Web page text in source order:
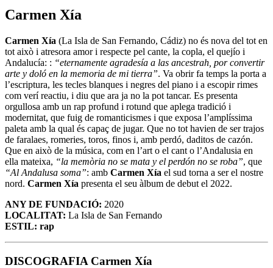
Carmen Xía
Carmen Xía (La Isla de San Fernando, Cádiz) no és nova del tot en
tot això i atresora amor i respecte pel cante, la copla, el quejío i
Andalucía: : “eternamente agradesía a las ancestrah, por convertir
arte y doló en la memoria de mi tierra”. Va obrir fa temps la porta a
l’escriptura, les tecles blanques i negres del piano i a escopir rimes
com verí reactiu, i diu que ara ja no la pot tancar. Es presenta
orgullosa amb un rap profund i rotund que aplega tradició i
modernitat, que fuig de romanticismes i que exposa l’amplíssima
paleta amb la qual és capaç de jugar. Que no tot havien de ser trajos
de faralaes, romeries, toros, finos i, amb perdó, daditos de cazón.
Que en això de la música, com en l’art o el cant o l’Andalusia en
ella mateixa, “la memòria no se mata y el perdón no se roba”, que
“Al Andalusa soma”: amb Carmen Xía el sud torna a ser el nostre
nord. Carmen Xía presenta el seu àlbum de debut el 2022.
ANY DE FUNDACIÓ: 2020
LOCALITAT: La Isla de San Fernando
ESTIL: rap
DISCOGRAFIA Carmen Xía